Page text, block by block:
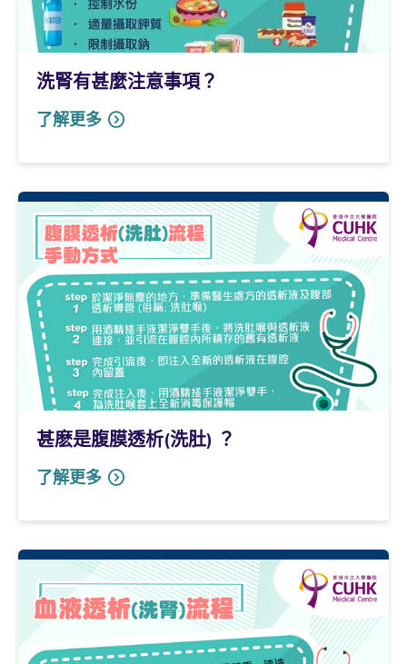
洗腎有甚麼注意事項？
了解更多
甚麽是腹膜透析(洗肚) ？
了解更多